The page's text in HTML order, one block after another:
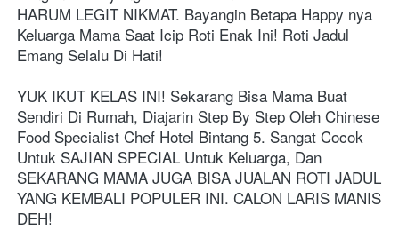
HARUM LEGIT NIKMAT. Bayangin Betapa Happy nya
Keluarga Mama Saat Icip Roti Enak Ini! Roti Jadul
Emang Selalu Di Hati!
YUK IKUT KELAS INI! Sekarang Bisa Mama Buat
Sendiri Di Rumah, Diajarin Step By Step Oleh Chinese
Food Specialist Chef Hotel Bintang 5. Sangat Cocok
Untuk SAJIAN SPECIAL Untuk Keluarga, Dan
SEKARANG MAMA JUGA BISA JUALAN ROTI JADUL
YANG KEMBALI POPULER INI. CALON LARIS MANIS
DEH!